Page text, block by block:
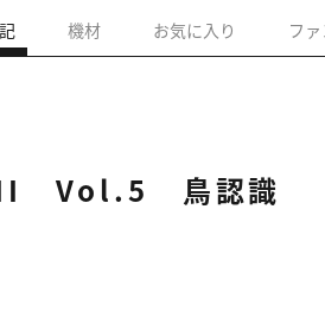
機材 お気に入り フ
Vol.5 鳥認識